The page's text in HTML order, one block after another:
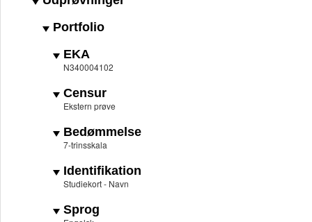
Portfolio
EKA
N340004102
Censur
Ekstern prøve
Bedømmelse
7-trinsskala
Identifikation
Studiekort - Navn
Sprog